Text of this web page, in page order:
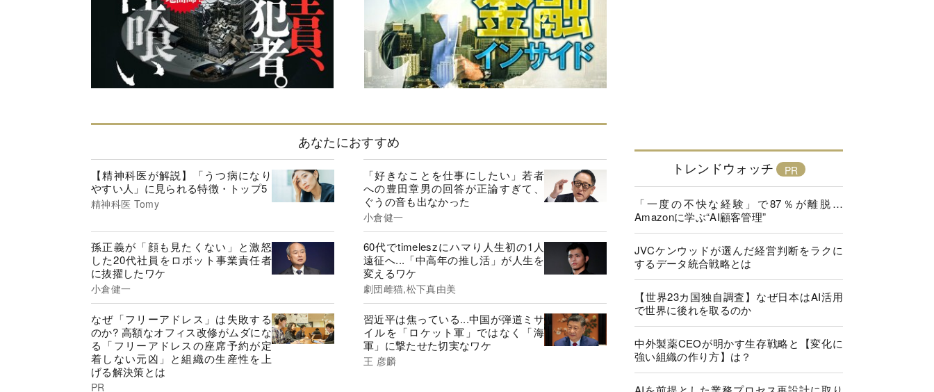
あなたにおすすめ
【精神科医が解説】「うつ病になり
やすい人」に見られる特徴・トップ5
精神科医 Tomy
「好きなことを仕事にしたい」若者
への豊田章男の回答が正論すぎて、
ぐうの音も出なかった
小倉健一
孫正義が「顔も見たくない」と激怒
した20代社員をロボット事業責任者
に抜擢したワケ
小倉健一
60代でtimeleszにハマり人生初の1人
遠征へ...「中高年の推し活」が人生を
変えるワケ
劇団雌猫,松下真由美
なぜ「フリーアドレス」は失敗する
のか? 高額なオフィス改修がムダにな
る「フリーアドレスの座席予約が定
着しない元凶」と組織の生産性を上
げる解決策とは
PR
習近平は焦っている...中国が弾道ミサ
イルを「ロケット軍」ではなく「海
軍」に撃たせた切実なワケ
王 彦麟
トレンドウォッチ
「一度の不快な経験」で87％が離脱…
Amazonに学ぶ“AI顧客管理”
JVCケンウッドが選んだ経営判断をラクに
するデータ統合戦略とは
【世界23カ国独自調査】なぜ日本はAI活用
で世界に後れを取るのか
中外製薬CEOが明かす生存戦略と【変化に
強い組織の作り方】は？